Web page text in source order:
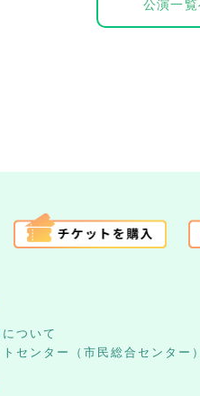
公演一覧
ついて
センター（市民総合センター）